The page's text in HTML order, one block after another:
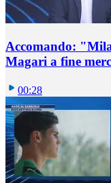
Accomando:
Magari a fine
00:28